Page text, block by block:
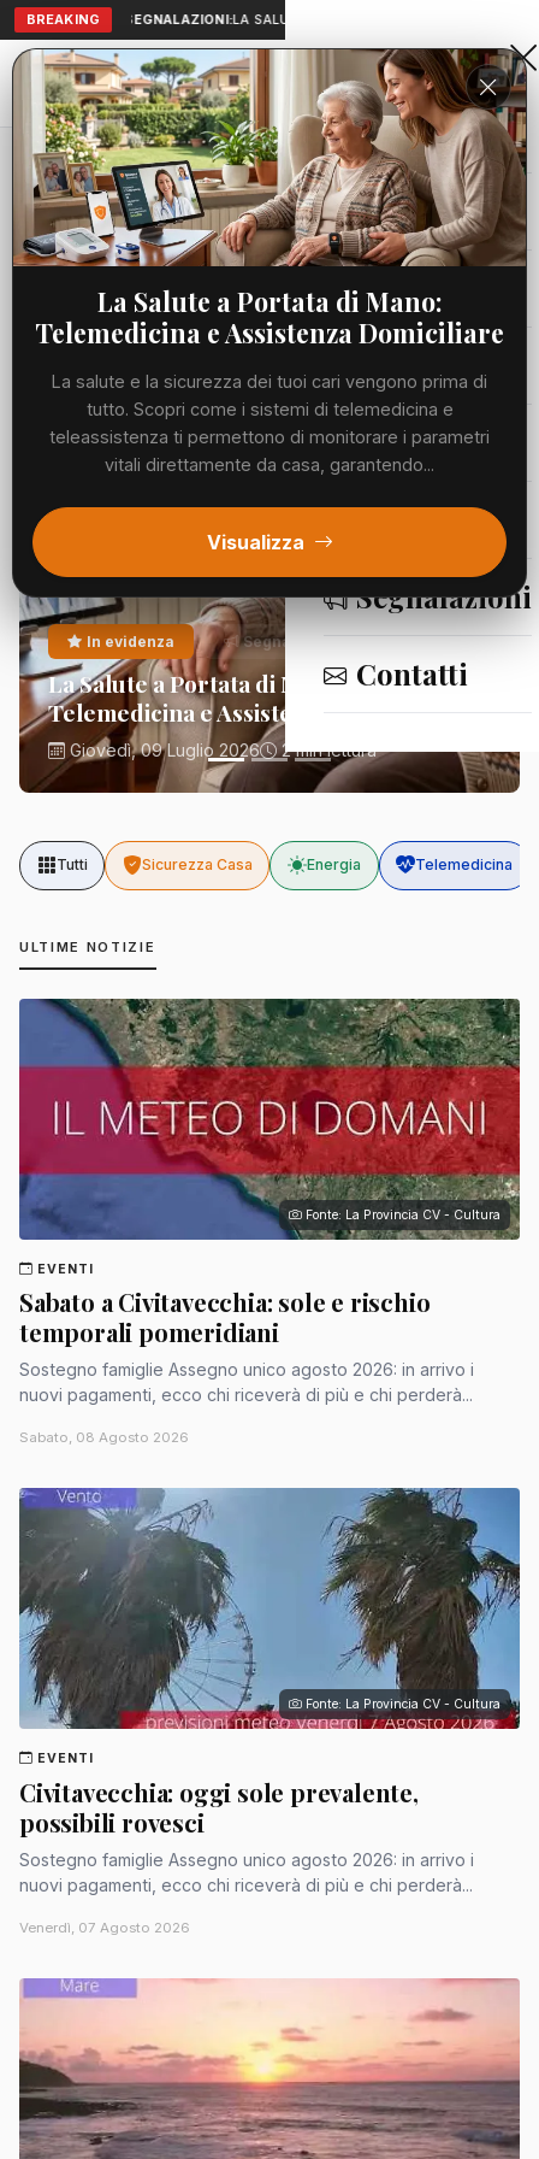
BREAKING SEGNALAZIONI:LA SALUTE A PORTATA DI MANO:
Aranova • NET
PORTALE UTILE AL TERRITORIO
Home
Cronaca
Viabilità
Utilità
Meteo
Eventi
Segnalazioni
Contatti
La Salute a Portata di Mano:
Telemedicina e Assistenza Domiciliare
La salute e la sicurezza dei tuoi cari vengono prima di
tutto. Scopri come i sistemi di telemedicina e
teleassistenza ti permettono di monitorare i parametri
vitali direttamente da casa, garantendo...
Visualizza
In evidenza Segnalazioni
La Salute a Portata di Mano:
Telemedicina e Assistenza Domiciliare
Giovedì, 09 Luglio 2026 2 min lettura
Tutti Sicurezza Casa Energia Telemedicina
ULTIME NOTIZIE
Fonte: La Provincia CV - Cultura
EVENTI
Sabato a Civitavecchia: sole e rischio
temporali pomeridiani
Sostegno famiglie Assegno unico agosto 2026: in arrivo i
nuovi pagamenti, ecco chi riceverà di più e chi perderà...
Sabato, 08 Agosto 2026
Fonte: La Provincia CV - Cultura
EVENTI
Civitavecchia: oggi sole prevalente,
possibili rovesci
Sostegno famiglie Assegno unico agosto 2026: in arrivo i
nuovi pagamenti, ecco chi riceverà di più e chi perderà...
Venerdì, 07 Agosto 2026